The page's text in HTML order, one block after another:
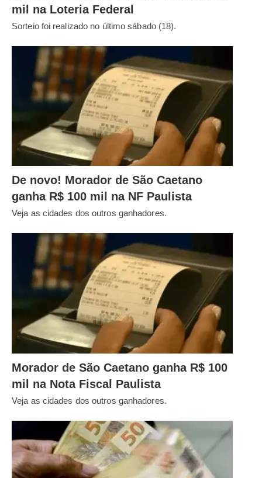
mil na Loteria Federal
Sorteio foi realizado no último sábado (18).
De novo! Morador de São Caetano
ganha R$ 100 mil na NF Paulista
Veja as cidades dos outros ganhadores.
Morador de São Caetano ganha R$ 100
mil na Nota Fiscal Paulista
Veja as cidades dos outros ganhadores.